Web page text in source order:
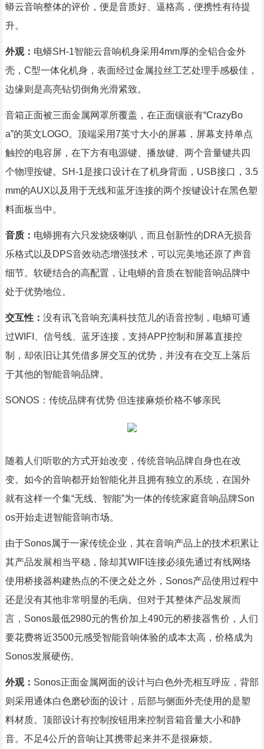
蟒云音响整体的评价，便是音质好、逼格高，便携性有待提
升。
外观： 电蟒SH-1智能云音响机身采用4mm厚的全铝合金外
壳，C型一体化机身，表面经过金属拉丝工艺处理手感极佳，
边缘则是高亮钻切倒角光滑紧致。
音箱正面被三面金属网罩所覆盖，在正面镶嵌有“CrazyBo
a”的英文LOGO。顶端采用7英寸大小的屏幕，屏幕支持单点
触控的电容屏，在下方有电源键、播放键、两个音量键共四
个物理按键。SH-1是接口设计在了机身背面，USB接口，3.5
mm的AUX以及用于无线和蓝牙连接的两个按键设计在黑色塑
料面板当中。
音质： 电蟒拥有六只发烧级喇叭，而且创新性的DRA无损音
乐格式以及DPS音效动态增强技术，可以完美地还原了声音
细节。软硬结合的高配置，让电蟒的音质在智能音响品牌中
处于优势地位。
交互性： 没有讯飞音响充满科技范儿的语音控制，电蟒可通
过WIFI、信号线、蓝牙连接，支持APP控制和屏幕直接控
制，却依旧让其凭借多屏交互的优势，并没有在交互上落后
于其他的智能音响品牌。
SONOS：传统品牌有优势 但连接麻烦价格不够亲民
随着人们听歌的方式开始改变，传统音响品牌自身也在改
变。如今的音响都开始智能化并且拥有独立的系统，在国外
就有这样一个集“无线、智能”为一体的传统家庭音响品牌Son
os开始走进智能音响市场。
由于Sonos属于一家传统企业，其在音响产品上的技术积累让
其产品发展相当平稳，除却其WIFI连接必须先通过有线网络
使用桥接器构建热点的不便之处之外，Sonos产品使用过程中
还是没有其他非常明显的毛病。但对于其整体产品发展而
言，Sonos最低2980元的售价加上490元的桥接器售价，人们
要花费将近3500元感受智能音响体验的成本太高，价格成为
Sonos发展硬伤。
外观： Sonos正面金属网面的设计与白色外壳相互呼应，背部
则采用通体白色磨砂面的设计，后部与侧面外壳使用的是塑
料材质。顶部设计有控制按钮用来控制音箱音量大小和静
音。不足4公斤的音响让其携带起来并不是很麻烦。